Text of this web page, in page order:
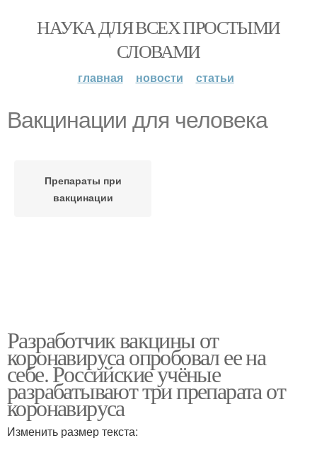
НАУКА ДЛЯ ВСЕХ ПРОСТЫМИ
СЛОВАМИ
главная новости статьи
Вакцинации для человека
Препараты при
вакцинации
Разработчик вакцины от
коронавируса опробовал ее на
себе. Российские учёные
разрабатывают три препарата от
коронавируса
Изменить размер текста: